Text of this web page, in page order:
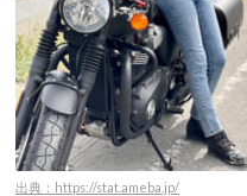
出典：https://stat.ameba.jp/